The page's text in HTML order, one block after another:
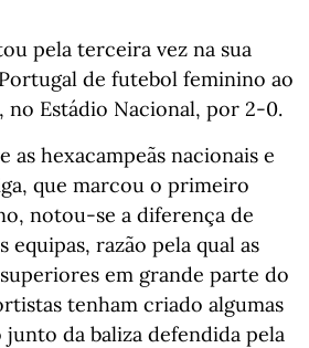
pela terceira vez na sua
de futebol feminino ao
no Estádio Nacional, por 2-0.
as hexacampeãs nacionais e
que marcou o primeiro
notou-se a diferença de
equipas, razão pela qual as
em grande parte do
tenham criado algumas
da baliza defendida pela